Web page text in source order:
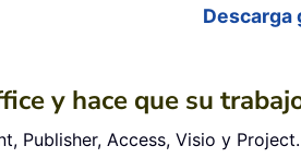
Descarga
y hace que su
Publisher, Access, Visio y Project.